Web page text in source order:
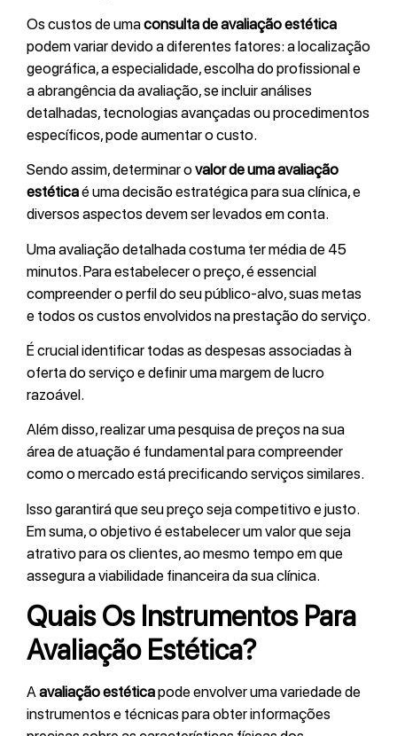
Os custos de umaconsulta de avaliação estética
podem variar devido a diferentes fatores: a localização
geográfica, a especialidade, escolha do profissional e
a abrangência da avaliação, se incluir análises
detalhadas, tecnologias avançadas ou procedimentos
específicos, pode aumentar o custo.
Sendo assim, determinar ovalor de uma avaliação
estéticaé uma decisão estratégica para sua clínica, e
diversos aspectos devem ser levados em conta.
Uma avaliação detalhada costuma ter média de 45
minutos. Para estabelecer o preço, é essencial
compreender o perfil do seu público-alvo, suas metas
e todos os custos envolvidos na prestação do serviço.
É crucial identificar todas as despesas associadas à
oferta do serviço e definir uma margem de lucro
razoável.
Além disso, realizar uma pesquisa de preços na sua
área de atuação é fundamental para compreender
como o mercado está precificando serviços similares.
Isso garantirá que seu preço seja competitivo e justo.
Em suma, o objetivo é estabelecer um valor que seja
atrativo para os clientes, ao mesmo tempo em que
assegura a viabilidade financeira da sua clínica.
Quais Os Instrumentos Para
Avaliação Estética?
Aavaliação estéticapode envolver uma variedade de
instrumentos e técnicas para obter informações